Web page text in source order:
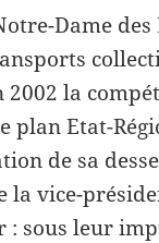
Dame des
2002 la
Etat-
de sa
la vice-
: sous leur